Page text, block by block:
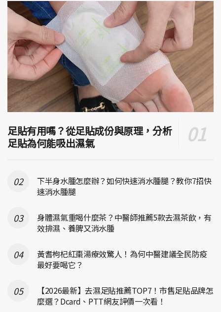
足貼有用嗎？從足貼成份與原理，分析
足貼為何能吸出濕氣
下半身水腫怎麼辦？如何快速消水腫腿？教你7招快
速消水腫腿
身體濕氣重喝什麼茶？中醫師推薦5款去濕茶飲，有
效排濕、養脾又消水腫
黃耆枸杞紅棗湯療效驚人！為何中醫建議全民防疫
最好要喝它？
【2026最新】去濕足貼推薦TOP7！市售足貼品牌怎
麼選？Dcard、PTT網友評價一次看！